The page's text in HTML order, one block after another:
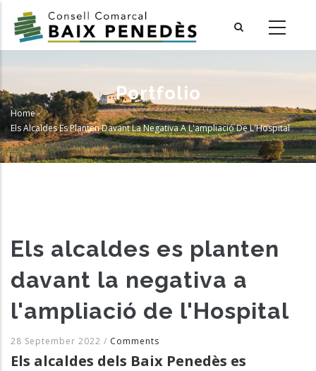
main
Portfolio
Breadcrumb
Home-
Els Alcaldes Es Planten Davant La Negativa A L'ampliació De L'Hospital
Els alcaldes es planten
davant la negativa a
l'ampliació de l'Hospital
28 September 2022 / Comments
Els alcaldes dels Baix Penedès es